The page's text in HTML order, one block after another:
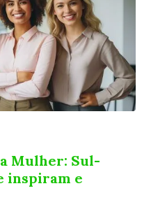
Mulher: Sul-
inspiram e